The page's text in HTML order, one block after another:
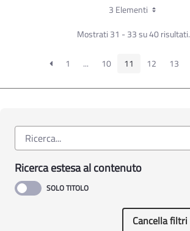
3 Elementi
Mostrati 31 - 33 su 40 risultati.
1 ... 10 11 12 13
Ricerca estesa al contenuto
Cancella filtri